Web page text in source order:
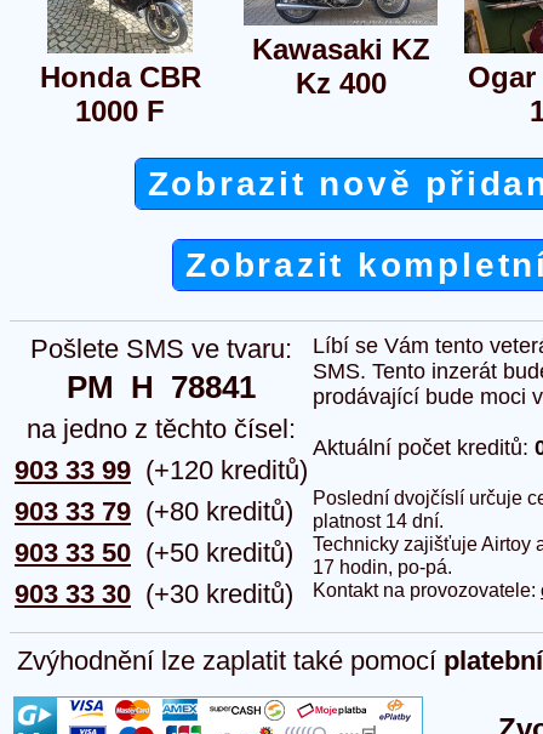
Honda CBR
1000 F
Kawasaki KZ
Kz 400
Zobrazit nově
Zobrazit
Pošlete SMS ve tvaru:
PM  H  78841
na jedno z těchto čísel:
903 33 99
903 33 79
903 33 50
903 33 30
(+120 kreditů)
(+80 kreditů)
(+50 kreditů)
(+30 kreditů)
Líbí se Vám tento
SMS. Tento inzerát
prodávající bude moci
Aktuální počet kreditů:
Poslední dvojčíslí určuje
platnost 14 dní.
Technicky zajišťuje Airtoy
17 hodin, po-pá.
Kontakt na provozovatele:
Zvýhodnění lze zaplatit také pomocí